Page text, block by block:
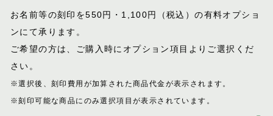
お名前等の刻印を550円・1,100円（税込）の有料オプショ
ンにて承ります。
ご希望の方は、ご購入時にオプション項目 よりご選択くだ
さい。
※選択後、刻印費用が加算された商品代金が表示 されます。
※刻印可能な商品にのみ選択項目が表示されてい ます。